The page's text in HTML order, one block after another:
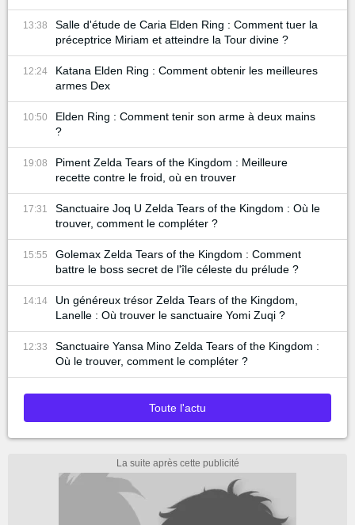
13:38
Salle d'étude de Caria Elden Ring : Comment tuer la
préceptrice Miriam et atteindre la Tour divine ?
12:24
Katana Elden Ring : Comment obtenir les meilleures
armes Dex
10:50
Elden Ring : Comment tenir son arme à deux mains
?
19:08
Piment Zelda Tears of the Kingdom : Meilleure
recette contre le froid, où en trouver
17:31
Sanctuaire Joq U Zelda Tears of the Kingdom : Où le
trouver, comment le compléter ?
15:55
Golemax Zelda Tears of the Kingdom : Comment
battre le boss secret de l'île céleste du prélude ?
14:14
Un généreux trésor Zelda Tears of the Kingdom,
Lanelle : Où trouver le sanctuaire Yomi Zuqi ?
12:33
Sanctuaire Yansa Mino Zelda Tears of the Kingdom :
Où le trouver, comment le compléter ?
Toute l'actu